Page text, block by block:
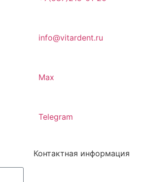
info@vitardent.ru
Max
Telegram
Контактная информация